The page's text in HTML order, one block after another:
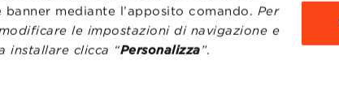
mediante l’apposito comando. Per
le impostazioni di navigazione e
installare clicca “Personalizza”.